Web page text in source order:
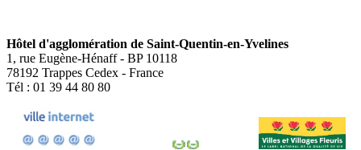
Hôtel d'agglomération de Saint-Quentin-en-Yvelines
1, rue Eugène-Hénaff - BP 10118
78192 Trappes Cedex - France
Tél : 01 39 44 80 80